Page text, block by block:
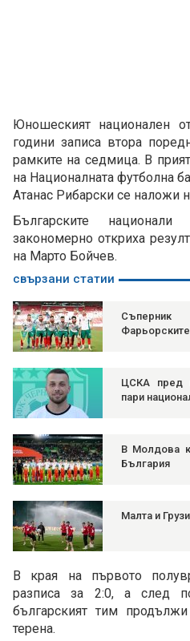
Юношеският национален
години записа втора
рамките на седмица. В
на Националната футболна
Атанас Рибарски се наложи
Българските
закономерно откриха
на Марто Бойчев.
свързани статии
ЦСКА пред
пари
В Молдова
България
Малта и
В края на първото
разписа за 2:0, а след
българският тим
терена.